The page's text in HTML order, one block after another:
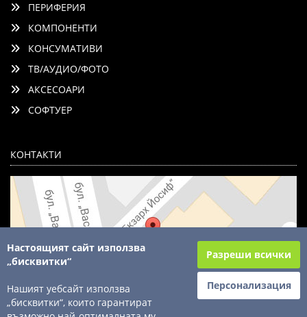
ПЕРИФЕРИЯ
КОМПОНЕНТИ
КОНСУМАТИВИ
ТВ/АУДИО/ФОТО
АКСЕСОАРИ
СОФТУЕР
КОНТАКТИ
Настоящият сайт използва
„бисквитки“
Нашият уебсайт използва
„бисквитки“, които гарантират
Разреши всички
Персонализация